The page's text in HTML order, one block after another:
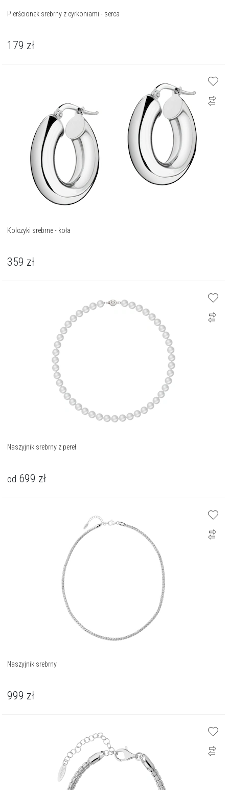
Pierścionek srebrny z cyrkoniami - serca
179 zł
Kolczyki srebrne - koła
359 zł
Naszyjnik srebrny z pereł
od 699 zł
Naszyjnik srebrny
999 zł